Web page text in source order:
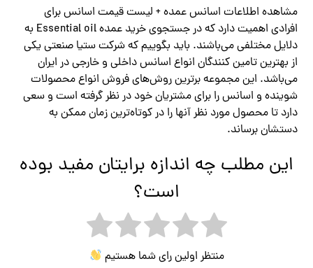
مشاهده اطلاعات اسانس عمده + لیست قیمت اسانس برای
افرادی اهمیت دارد که در جستجوی خرید عمده Essential oil به
دلایل مختلفی می‌باشند. باید بگوییم که شرکت ستیا صنعتی یکی
از بهترین تامین کنندگان انواع اسانس داخلی و خارجی در ایران
می‌باشد. این مجموعه برترین روش‌های فروش انواع محصولات
شوینده و اسانس را برای مشتریان خود در نظر گرفته است و سعی
دارد تا محصول مورد نظر آنها را در کوتاه‌ترین زمان ممکن به
دستشان برساند.
این مطلب چه اندازه برایتان مفید بوده
است؟
منتظر اولین رای شما هستیم